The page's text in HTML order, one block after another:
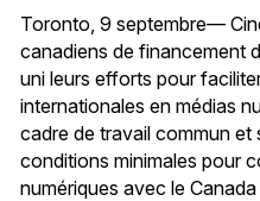
Toronto, 9 septembre—
canadiens de financement
uni leurs efforts pour
internationales en médias
cadre de travail commun et
conditions minimales pour
numériques avec le